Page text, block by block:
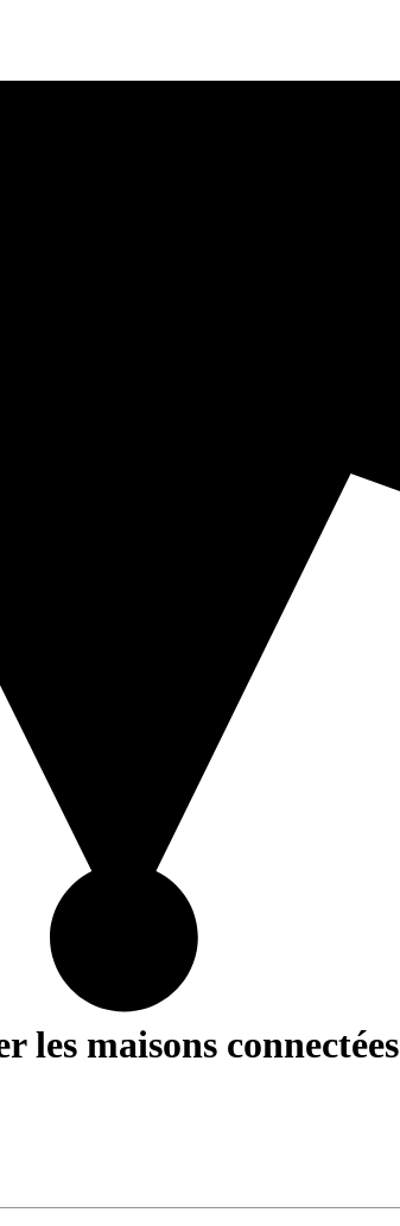
les maisons connectées